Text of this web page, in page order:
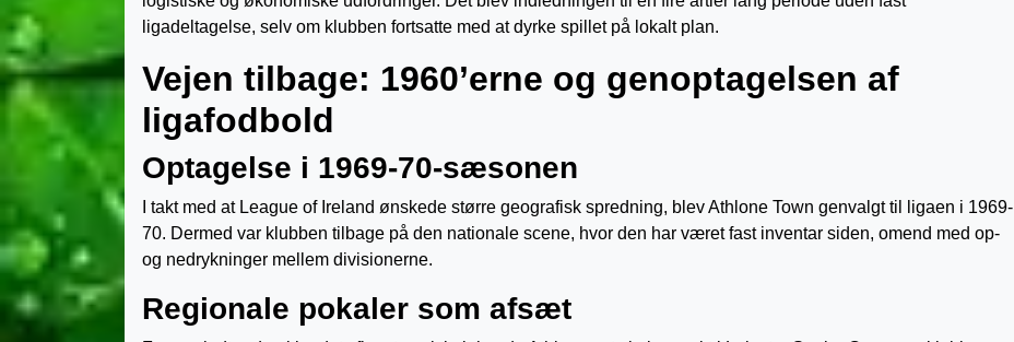
ligadeltagelse, selv om klubben fortsatte med at dyrke spillet på lokalt plan.
Vejen tilbage: 1960’erne og genoptagelsen af
ligafodbold
Optagelse i 1969-70-sæsonen
I takt med at League of Ireland ønskede større geografisk spredning, blev Athlone Town genvalgt til ligaen i 1969-
70. Dermed var klubben tilbage på den nationale scene, hvor den har været fast inventar siden, omend med op-
og nedrykninger mellem divisionerne.
Regionale pokaler som afsæt